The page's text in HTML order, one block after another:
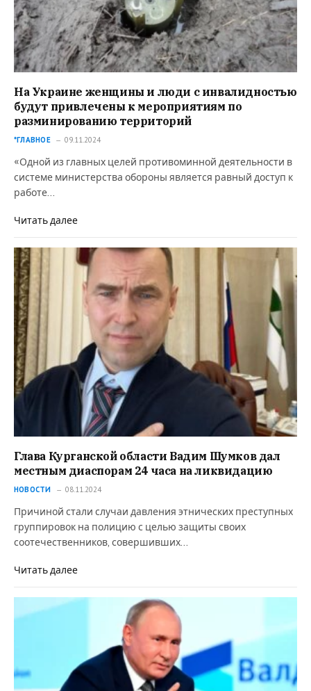
На Украине женщины и люди с инвалидностью
будут привлечены к мероприятиям по
разминированию территорий
*ГЛАВНОЕ 09.11.2024
«Одной из главных целей противоминной деятельности в
системе министерства обороны является равный доступ к
работе…
Читать далее
Глава Курганской области Вадим Шумков дал
местным диаспорам 24 часа на ликвидацию
НОВОСТИ 08.11.2024
Причиной стали случаи давления этнических преступных
группировок на полицию с целью защиты своих
соотечественников, совершивших…
Читать далее